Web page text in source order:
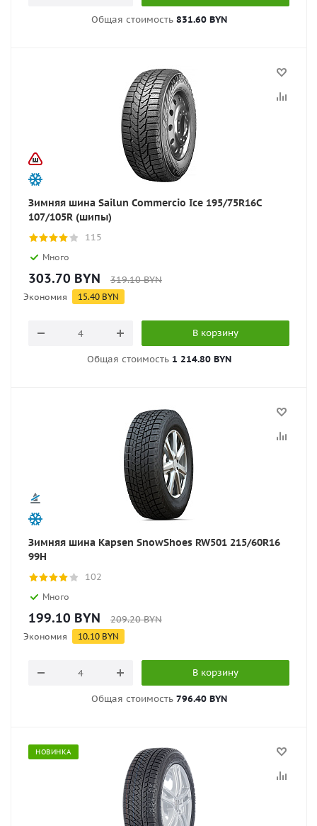
Общая стоимость 831.60 BYN
Зимняя шина Sailun Commercio Ice 195/75R16C
107/105R (шипы)
115
Много
303.70 BYN 319.10BYN
Экономия 15.40 BYN
В корзину
Общая стоимость 1 214.80 BYN
Зимняя шина Kapsen SnowShoes RW501 215/60R16
99H
102
Много
199.10 BYN 209.20BYN
Экономия 10.10 BYN
В корзину
Общая стоимость 796.40 BYN
НОВИНКА